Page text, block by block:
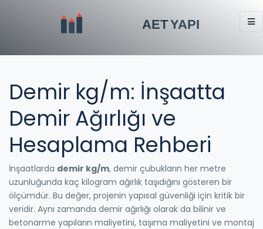
Demir kg/m: İnşaatta
Demir Ağırlığı ve
Hesaplama Rehberi
İnşaatlarda demir kg/m, demir çubukların her metre
uzunluğunda kaç kilogram ağırlık taşıdığını gösteren bir
ölçümdür. Bu değer, projenin yapısal güvenliği için kritik bir
veridir. Aynı zamanda demir ağırlığı olarak da bilinir ve
betonarme yapıların maliyetini, taşıma maliyetini ve montaj